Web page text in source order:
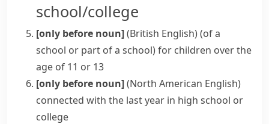
school/college
[only before noun](British English)(of a
school or part of a school)for children over the
age of 11 or 13
[only before noun](North American English)
connected with the last year in high school or
college